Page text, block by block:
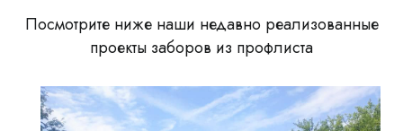
Посмотрите ниже наши недавно реализованные
проекты заборов из профлиста